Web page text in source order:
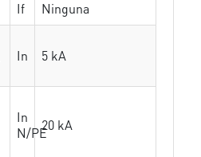
If
Ninguna
In 5 kA
In
N/PE20 kA